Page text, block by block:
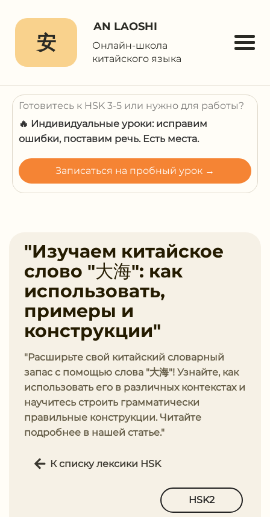
安
AN LAOSHI
Онлайн-школа
китайского языка
Готовитесь к HSK 3-5 или нужно для работы?
🔥 Индивидуальные уроки: исправим
ошибки, поставим речь. Есть места.
Записаться на пробный урок →
"Изучаем китайское
слово "大海": как
использовать,
примеры и
конструкции"
"Расширьте свой китайский словарный
запас с помощью слова "大海"! Узнайте, как
использовать его в различных контекстах и
научитесь строить грамматически
правильные конструкции. Читайте
подробнее в нашей статье."
К списку лексики HSK
HSK2